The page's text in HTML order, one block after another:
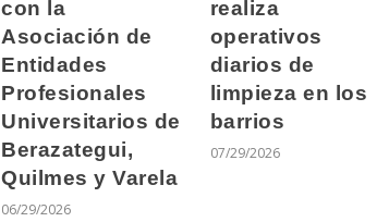
con la
Asociación de
Entidades
Profesionales
Universitarios de
Berazategui,
Quilmes y Varela
06/29/2026
realiza
operativos
diarios de
limpieza en los
barrios
07/29/2026